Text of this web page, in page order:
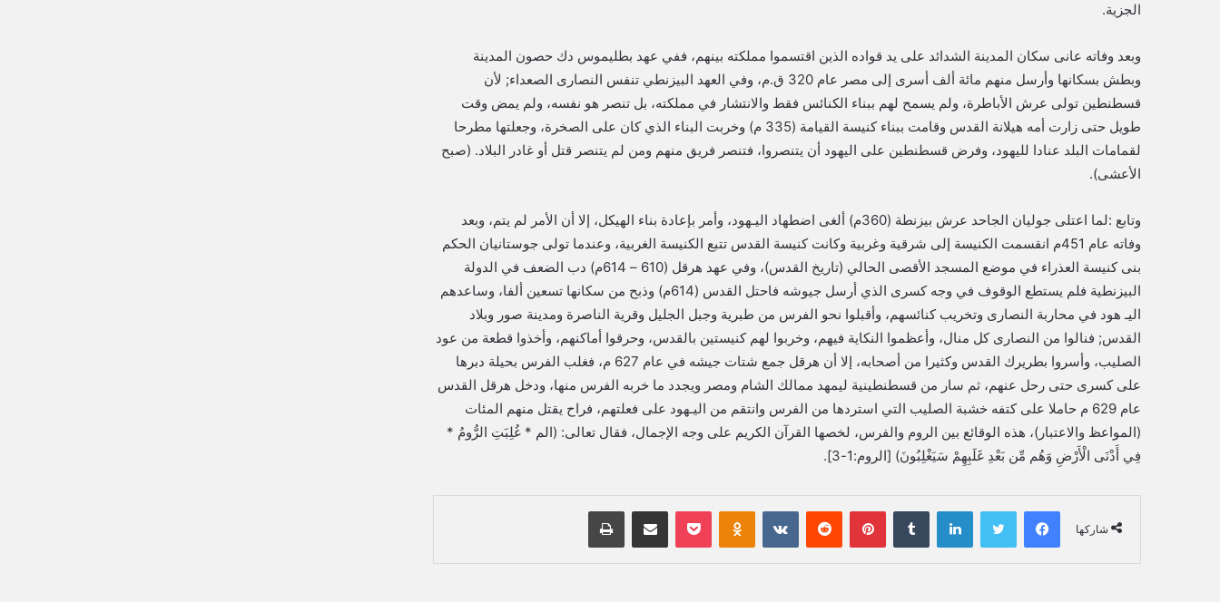
الجزية.
وبعد وفاته عانى سكان المدينة الشدائد على يد قواده الذين اقتسموا مملكته بينهم، ففي عهد بطليموس دك حصون المدينة
وبطش بسكانها وأرسل منهم مائة ألف أسرى إلى مصر عام 320 ق.م، وفي العهد البيزنطي تنفس النصارى الصعداء; لأن
قسطنطين تولى عرش الأباطرة، ولم يسمح لهم ببناء الكنائس فقط والانتشار في مملكته، بل تنصر هو نفسه، ولم يمض وقت
طويل حتى زارت أمه هيلانة القدس وقامت ببناء كنيسة القيامة (335 م) وخربت البناء الذي كان على الصخرة، وجعلتها مطرحا
لقمامات البلد عنادا لليهود، وفرض قسطنطين على اليهود أن يتنصروا، فتنصر فريق منهم ومن لم يتنصر قتل أو غادر البلاد. (صبح
الأعشى).
وتابع :لما اعتلى جوليان الجاحد عرش بيزنطة (360م) ألغى اضطهاد اليـهود، وأمر بإعادة بناء الهيكل، إلا أن الأمر لم يتم، وبعد
وفاته عام 451م انقسمت الكنيسة إلى شرقية وغربية وكانت كنيسة القدس تتبع الكنيسة الغربية، وعندما تولى جوستانيان الحكم
بنى كنيسة العذراء في موضع المسجد الأقصى الحالي (تاريخ القدس)، وفي عهد هرقل (610 – 614م) دب الضعف في الدولة
البيزنطية فلم يستطع الوقوف في وجه كسرى الذي أرسل جيوشه فاحتل القدس (614م) وذبح من سكانها تسعين ألفا، وساعدهم
اليـ هود في محاربة النصارى وتخريب كنائسهم، وأقبلوا نحو الفرس من طبرية وجبل الجليل وقرية الناصرة ومدينة صور وبلاد
القدس; فنالوا من النصارى كل منال، وأعظموا النكاية فيهم، وخربوا لهم كنيستين بالقدس، وحرقوا أماكنهم، وأخذوا قطعة من عود
الصليب، وأسروا بطريرك القدس وكثيرا من أصحابه، إلا أن هرقل جمع شتات جيشه في عام 627 م، فغلب الفرس بحيلة دبرها
على كسرى حتى رحل عنهم، ثم سار من قسطنطينية ليمهد ممالك الشام ومصر ويجدد ما خربه الفرس منها، ودخل هرقل القدس
عام 629 م حاملا على كتفه خشبة الصليب التي استردها من الفرس وانتقم من اليـهود على فعلتهم، فراح يقتل منهم المئات
(المواعظ والاعتبار)، هذه الوقائع بين الروم والفرس، لخصها القرآن الكريم على وجه الإجمال، فقال تعالى: (الم * غُلِبَتِ الرُّومُ *
فِي أَدْنَى الْأَرْضِ وَهُم مِّن بَعْدِ غَلَبِهِمْ سَيَغْلِبُونَ) [الروم:1-3].
شاركها
فيسبوك لينكدإن بينتيريست بوكيت